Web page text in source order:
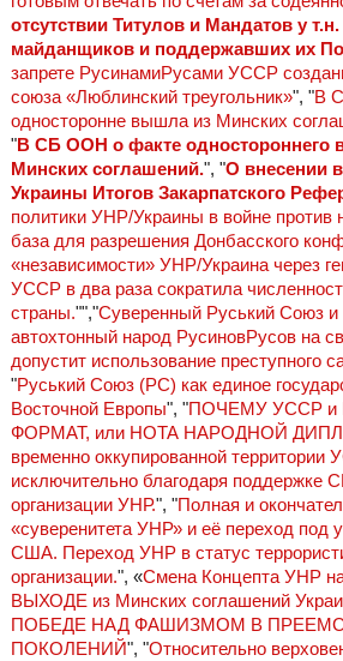
отсутствии Титулов и Мандатов у
майданщиков и поддержавших их
запрете РусинамиРусами УССР
союза «Люблинский треугольник»", "В
односторонне вышла из Минских
"В СБ ООН о факте одностороннего
Минских соглашений.", "О внесении
Украины Итогов Закарпатского
политики УНР/Украины в войне против
база для разрешения Донбасского
«независимости» УНР/Украина через
УССР в два раза сократила
страны."","Суверенный Руський Союз и
автохтонный народ РусиновРусов на
допустит использование преступного
"Руський Союз (РС) как единое
Восточной Европы", "ПОЧЕМУ УССР и
ФОРМАТ, или НОТА НАРОДНОЙ
временно оккупированной территории
исключительно благодаря поддержке
организации УНР.", "Полная и
«суверенитета УНР» и её переход под
США. Переход УНР в статус
организации.", «Смена Концепта УНР
ВЫХОДЕ из Минских соглашений
ПОБЕДЕ НАД ФАШИЗМОМ В
ПОКОЛЕНИЙ", "Относительно